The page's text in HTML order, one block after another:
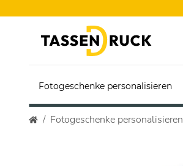
Fotogeschenke personalisieren
Fotogeschenke personalisieren